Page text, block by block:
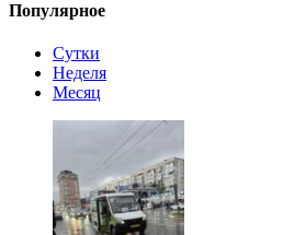
Популярное
Сутки
Неделя
Месяц